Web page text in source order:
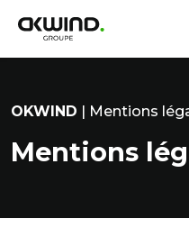
Mentions
OKWIND | Mentions